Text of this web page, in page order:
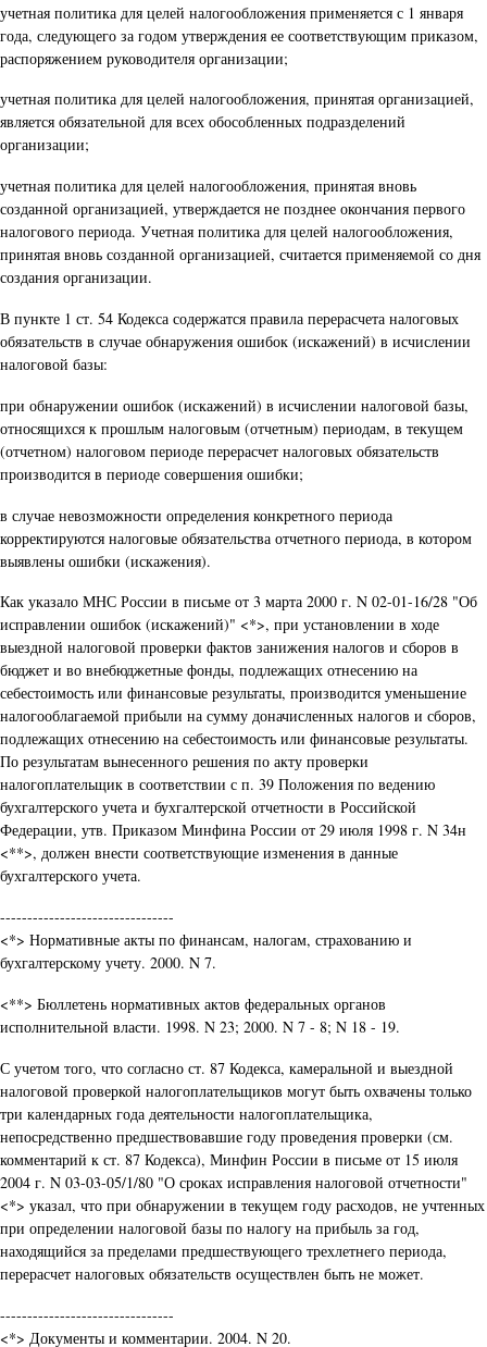
учетная политика для целей налогообложения применяется с 1 января
года, следующего за годом утверждения ее соответствующим приказом,
распоряжением руководителя организации;
учетная политика для целей налогообложения, принятая организацией,
является обязательной для всех обособленных подразделений
организации;
учетная политика для целей налогообложения, принятая вновь
созданной организацией, утверждается не позднее окончания первого
налогового периода. Учетная политика для целей налогообложения,
принятая вновь созданной организацией, считается применяемой со дня
создания организации.
В пункте 1 ст. 54 Кодекса содержатся правила перерасчета налоговых
обязательств в случае обнаружения ошибок (искажений) в исчислении
налоговой базы:
при обнаружении ошибок (искажений) в исчислении налоговой базы,
относящихся к прошлым налоговым (отчетным) периодам, в текущем
(отчетном) налоговом периоде перерасчет налоговых обязательств
производится в периоде совершения ошибки;
в случае невозможности определения конкретного периода
корректируются налоговые обязательства отчетного периода, в котором
выявлены ошибки (искажения).
Как указало МНС России в письме от 3 марта 2000 г. N 02-01-16/28 "Об
исправлении ошибок (искажений)" <*>, при установлении в ходе
выездной налоговой проверки фактов занижения налогов и сборов в
бюджет и во внебюджетные фонды, подлежащих отнесению на
себестоимость или финансовые результаты, производится уменьшение
налогооблагаемой прибыли на сумму доначисленных налогов и сборов,
подлежащих отнесению на себестоимость или финансовые результаты.
По результатам вынесенного решения по акту проверки
налогоплательщик в соответствии с п. 39 Положения по ведению
бухгалтерского учета и бухгалтерской отчетности в Российской
Федерации, утв. Приказом Минфина России от 29 июля 1998 г. N 34н
<**>, должен внести соответствующие изменения в данные
бухгалтерского учета.
--------------------------------
<*> Нормативные акты по финансам, налогам, страхованию и
бухгалтерскому учету. 2000. N 7.
<**> Бюллетень нормативных актов федеральных органов
исполнительной власти. 1998. N 23; 2000. N 7 - 8; N 18 - 19.
С учетом того, что согласно ст. 87 Кодекса, камеральной и выездной
налоговой проверкой налогоплательщиков могут быть охвачены только
три календарных года деятельности налогоплательщика,
непосредственно предшествовавшие году проведения проверки (см.
комментарий к ст. 87 Кодекса), Минфин России в письме от 15 июля
2004 г. N 03-03-05/1/80 "О сроках исправления налоговой отчетности"
<*> указал, что при обнаружении в текущем году расходов, не учтенных
при определении налоговой базы по налогу на прибыль за год,
находящийся за пределами предшествующего трехлетнего периода,
перерасчет налоговых обязательств осуществлен быть не может.
--------------------------------
<*> Документы и комментарии. 2004. N 20.